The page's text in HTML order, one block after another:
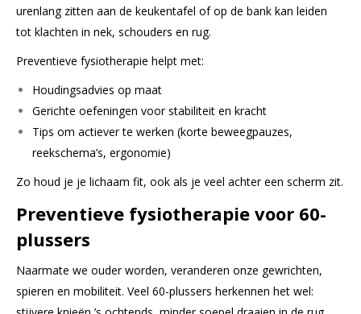
urenlang zitten aan de keukentafel of op de bank kan leiden
tot klachten in nek, schouders en rug.
Preventieve fysiotherapie helpt met:
Houdingsadvies op maat
Gerichte oefeningen voor stabiliteit en kracht
Tips om actiever te werken (korte beweegpauzes,
reekschema’s, ergonomie)
Zo houd je je lichaam fit, ook als je veel achter een scherm zit.
Preventieve fysiotherapie voor 60-
plussers
Naarmate we ouder worden, veranderen onze gewrichten,
spieren en mobiliteit. Veel 60-plussers herkennen het wel: